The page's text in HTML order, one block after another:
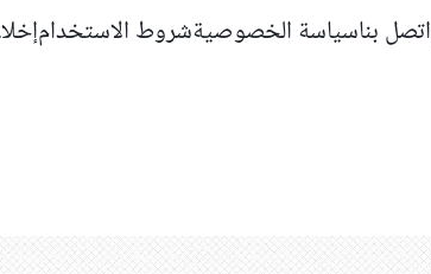
اتصل بناسياسة الخصوصيةشروط الاستخدام